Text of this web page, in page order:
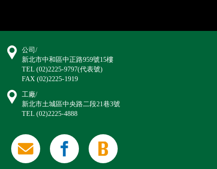
公司/
新北市中和區中正路959號15樓
TEL (02)2225-9797(代表號)
FAX (02)2225-1919
工廠/
新北市土城區中央路二段21巷3號
TEL (02)2225-4888